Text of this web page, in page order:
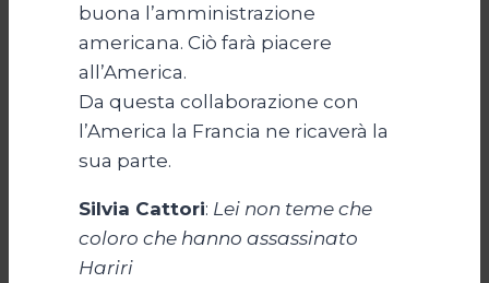
buona l’amministrazione
americana. Ciò farà piacere
all’America.
Da questa collaborazione con
l’America la Francia ne ricaverà la
sua parte.
Silvia Cattori: Lei non teme che
coloro che hanno assassinato
Hariri